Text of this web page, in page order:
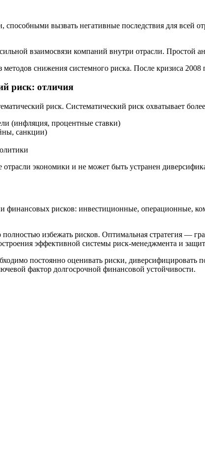
способными вызвать негативные последствия для
взаимосвязи компаний внутри отрасли. Простой
снижения системного риска. После кризиса 2008
риск: отличия
риск. Систематический риск охватывает
(инфляция, процентные ставки)
санкции)
отрасли экономики и не может быть устранен
финансовых рисков: инвестиционные, операционные,
избежать рисков. Оптимальная стратегия —
эффективной системы риск-менеджмента и
постоянно оценивать риски,
фактор долгосрочной финансовой устойчивости.